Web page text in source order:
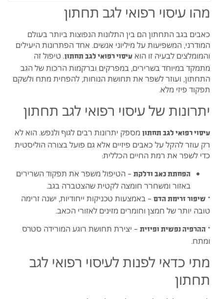
מהו עיסוי רפואי לגב תחתון
כאבים בגב התחתון הם בין התלונות הנפוצות ביותר בעולם
המודרני, המשפיעות על מיליוני אנשים. אחד הפתרונות היעילים
והמומלצים לבעיה זו הוא עיסוי רפואי לגב תחתון. טיפול זה
מתמקד במיוחד בשרירים, במפרקים וברקמות הרכות של הגב
התחתון, ועוזר לשפר את תחושת הנוחות, להפחית מתח ולשקם
תפקוד פיזי מלא.
יתרונות של עיסוי רפואי לגב תחתון
עיסוי רפואי לגב תחתוןמספק יתרונות רבים לגוף ולנפש. הוא לא
רק עוזר להקל על כאבים פיזיים אלא גם פועל בצורה הוליסטית
כדי לשפר את רמת החיים הכללית:
הפחתת כאב ודלקת– הטיפול משפר את תפקוד השרירים
באזור ומשחרר חומצה לקטית שהצטברה בגב.
* שיפור זרימת הדם– באמצעות טכניקות ייחודיות, ישנה זרימה
טובה יותר של חמצן וחומרים מזינים לאזורי הכאב.
* ההרפיה נפשית ופיזית– יצירת תחושת רוגע המורידה סטרס
ומתח.
מתי כדאי לפנות לעיסוי רפואי לגב
תחתון